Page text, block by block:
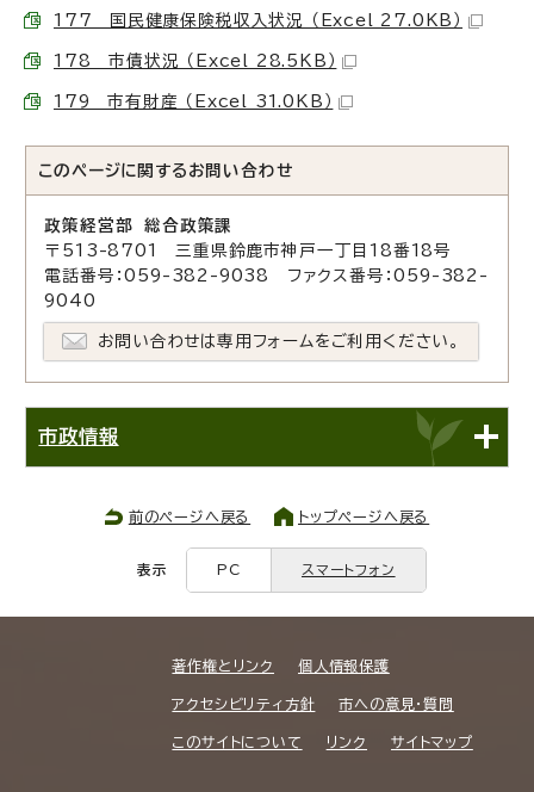
177 国民健康保険税収入状況 （Excel 27.0KB）
178 市債状況 （Excel 28.5KB）
179 市有財産 （Excel 31.0KB）
このページに関する お問い合わせ
政策経営部 総合政策課
〒513-8701 三重県鈴鹿市神戸一丁目18番18号
電話番号：059-382-9038 ファクス番号：059-382-
9040
お問い合わせは専用フォームをご利用ください。
市政情報
前のページへ戻る トップページへ戻る
表示 PC スマートフォン
著作権とリンク 個人情報保護
アクセシビリティ方針 市への意見・質問
このサイトについて リンク サイトマップ